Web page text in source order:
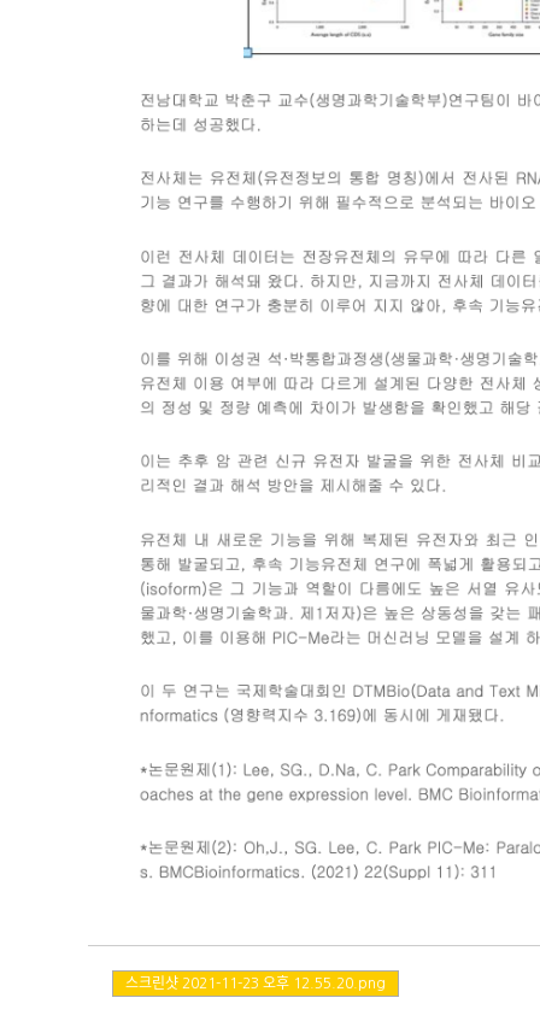
스크린샷 2021-11-23 오후 12.55.20.png